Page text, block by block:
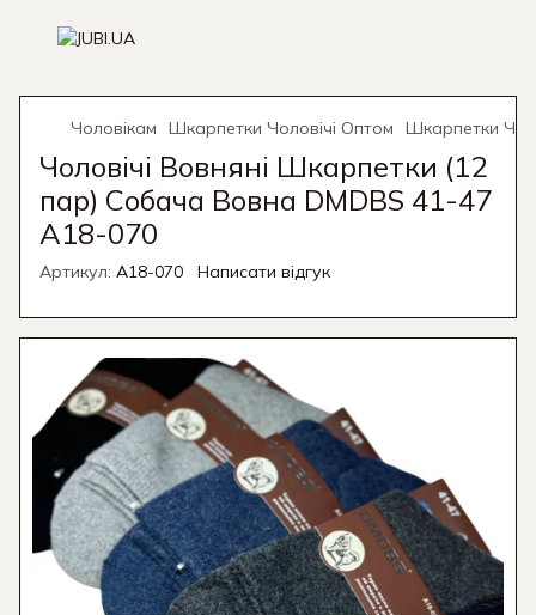
Чоловікам Шкарпетки Чоловічі Оптом Шкарпетки
Чоловічі Вовняні Шкарпетки (12
пар) Собача Вовна DMDBS 41-47
A18-070
Артикул: A18-070 Написати відгук